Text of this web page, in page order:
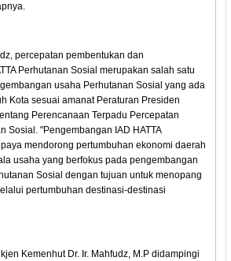
percepatan pembentukan dan
Perhutanan Sosial merupakan salah satu
usaha Perhutanan Sosial yang ada
Kota sesuai amanat Peraturan Presiden
Perencanaan Terpadu Percepatan
Sosial. "Pengembangan IAD HATTA
mendorong pertumbuhan ekonomi daerah
usaha yang berfokus pada pengembangan
Sosial dengan tujuan untuk menopang
pertumbuhan destinasi-destinasi
Kemenhut Dr. Ir. Mahfudz, M.P didampingi